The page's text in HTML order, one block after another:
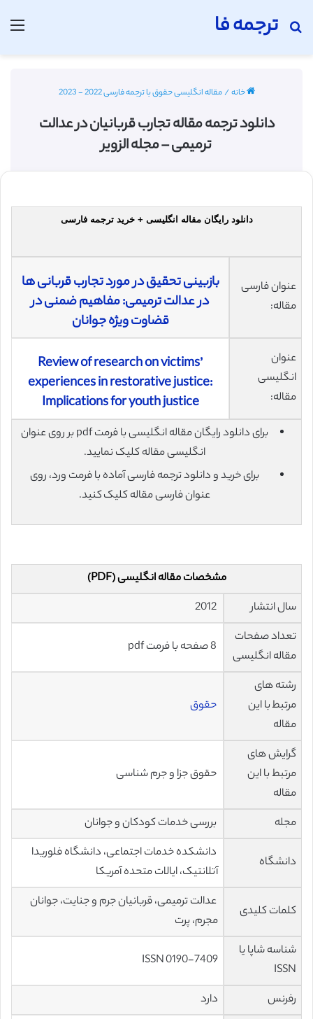
ترجمه فا
جستجو برای
خانه/مقاله انگلیسی حقوق با ترجمه فارسی 2022 - 2023
دانلود ترجمه مقاله تجارب قربانیان در عدالت
ترمیمی – مجله الزویر
دانلود رایگان مقاله انگلیسی + خرید ترجمه فارسی
عنوان فارسی
مقاله:
بازبینی تحقیق در مورد تجارب قربانی ها
در عدالت ترمیمی: مفاهیم ضمنی در
قضاوت ویژه جوانان
عنوان
انگلیسی
مقاله:
Review of research on victims’
experiences in restorative justice:
Implications for youth justice
برای دانلود رایگان مقاله انگلیسی با فرمت pdf بر روی عنوان
انگلیسی مقاله کلیک نمایید.
برای خرید و دانلود ترجمه فارسی آماده با فرمت ورد، روی
عنوان فارسی مقاله کلیک کنید.
مشخصات مقاله انگلیسی (PDF)
سال انتشار
تعداد صفحات
مقاله انگلیسی
رشته های
مرتبط با این
مقاله
حقوق
گرایش های
مرتبط با این
مقاله
حقوق جزا و جرم شناسی
مجله بررسی خدمات کودکان و جوانان
دانشگاه
دانشکده خدمات اجتماعی، دانشگاه فلوریدا
آتلانتیک، ایالات متحده آمریکا
کلمات کلیدی
عدالت ترمیمی، قربانیان جرم و جنایت، جوانان
مجرم، پرت
شناسه شاپا یا
ISSN
ISSN 0190-7409
رفرنس
دارد